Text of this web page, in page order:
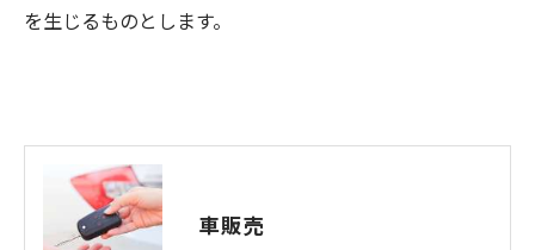
を生じるものとします。
車販売